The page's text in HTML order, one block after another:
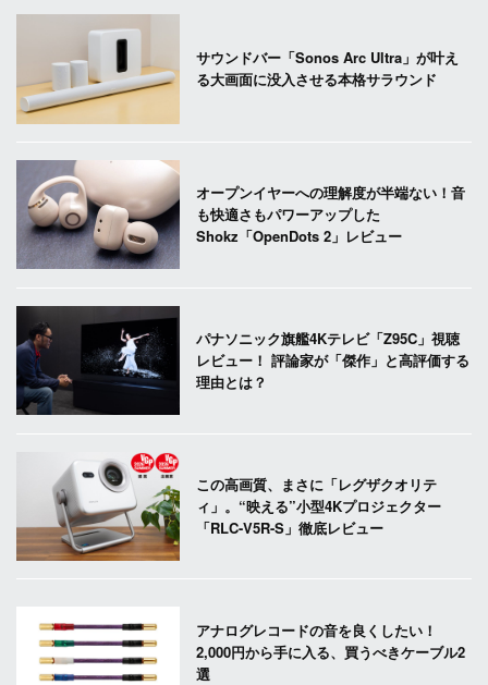
サウンドバー「Sonos Arc Ultra」が叶え
る大画面に没入させる本格サラウンド
オープンイヤーへの理解度が半端ない！音
も快適さもパワーアップした
Shokz「OpenDots 2」レビュー
パナソニック旗艦4Kテレビ「Z95C」視聴
レビュー！ 評論家が「傑作」と高評価する
理由とは？
この高画質、まさに「レグザクオリテ
ィ」。“映える”小型4Kプロジェクター
「RLC-V5R-S」徹底レビュー
アナログレコードの音を良くしたい！
2,000円から手に入る、買うべきケーブル2
選